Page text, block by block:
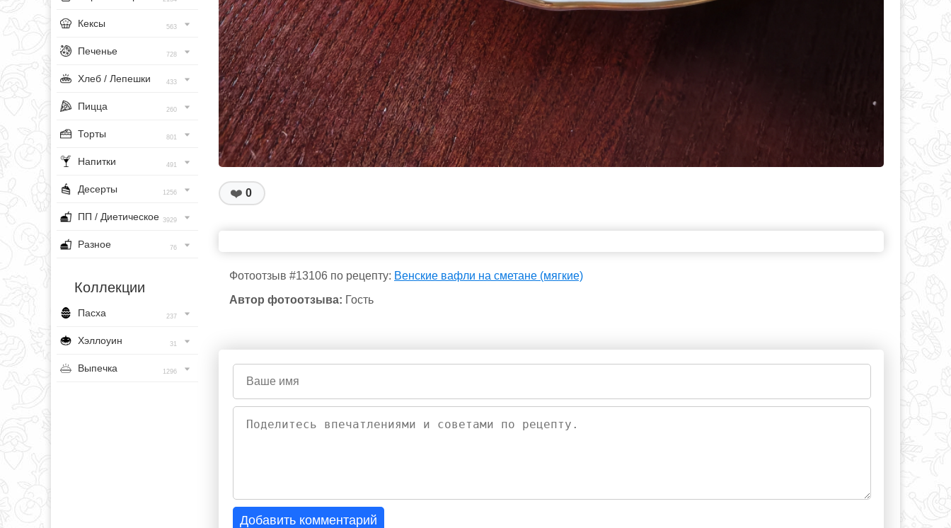
Кексы 563
Печенье 728
Хлеб / Лепешки 433
Пицца 260
Торты 801
Напитки 491
Десерты 1256
ПП / Диетическое 3929
Разное 76
Коллекции
Пасха 237
Хэллоуин 31
Выпечка 1296
❤️ 0
Фотоотзыв #13106 по рецепту: Венские вафли на сметане (мягкие)
Автор фотоотзыва: Гость
Добавить комментарий